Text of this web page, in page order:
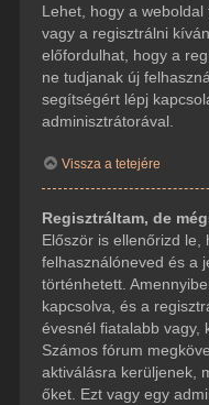
Lehet, hogy a
vagy a regisztrálni
előfordulhat, hogy a
ne tudjanak új
segítségért lépj
adminisztrátorával.
Vissza a tetejére
Regisztráltam, de
Először is ellenőrizd le,
felhasználóneved és a
történhetett.
kapcsolva, és a
évesnél fiatalabb vagy,
Számos fórum
aktiválásra kerüljenek,
őket. Ezt vagy egy